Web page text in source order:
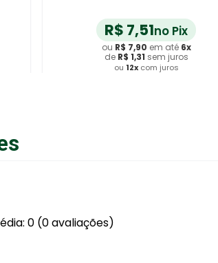
R$ 7,51no Pix
ou R$ 7,90 em até 6x
de R$ 1,31 sem juros
ou 12x com juros
0 (0 avaliações)